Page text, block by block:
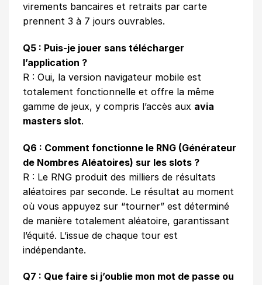
virements bancaires et retraits par carte
prennent 3 à 7 jours ouvrables.
Q5 : Puis-je jouer sans télécharger
l’application ?
R : Oui, la version navigateur mobile est
totalement fonctionnelle et offre la même
gamme de jeux, y compris l’accès aux avia
masters slot.
Q6 : Comment fonctionne le RNG (Générateur
de Nombres Aléatoires) sur les slots ?
R : Le RNG produit des milliers de résultats
aléatoires par seconde. Le résultat au moment
où vous appuyez sur “tourner” est déterminé
de manière totalement aléatoire, garantissant
l’équité. L’issue de chaque tour est
indépendante.
Q7 : Que faire si j’oublie mon mot de passe ou